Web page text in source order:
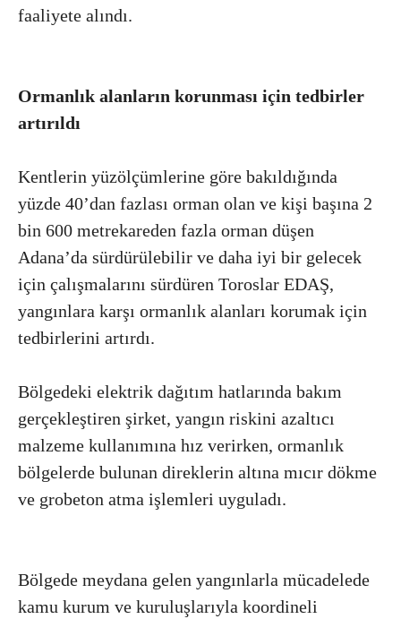
faaliyete alındı.
Ormanlık alanların korunması için tedbirler
artırıldı
Kentlerin yüzölçümlerine göre bakıldığında
yüzde 40’dan fazlası orman olan ve kişi başına 2
bin 600 metrekareden fazla orman düşen
Adana’da sürdürülebilir ve daha iyi bir gelecek
için çalışmalarını sürdüren Toroslar EDAŞ,
yangınlara karşı ormanlık alanları korumak için
tedbirlerini artırdı.
Bölgedeki elektrik dağıtım hatlarında bakım
gerçekleştiren şirket, yangın riskini azaltıcı
malzeme kullanımına hız verirken, ormanlık
bölgelerde bulunan direklerin altına mıcır dökme
ve grobeton atma işlemleri uyguladı.
Bölgede meydana gelen yangınlarla mücadelede
kamu kurum ve kuruluşlarıyla koordineli